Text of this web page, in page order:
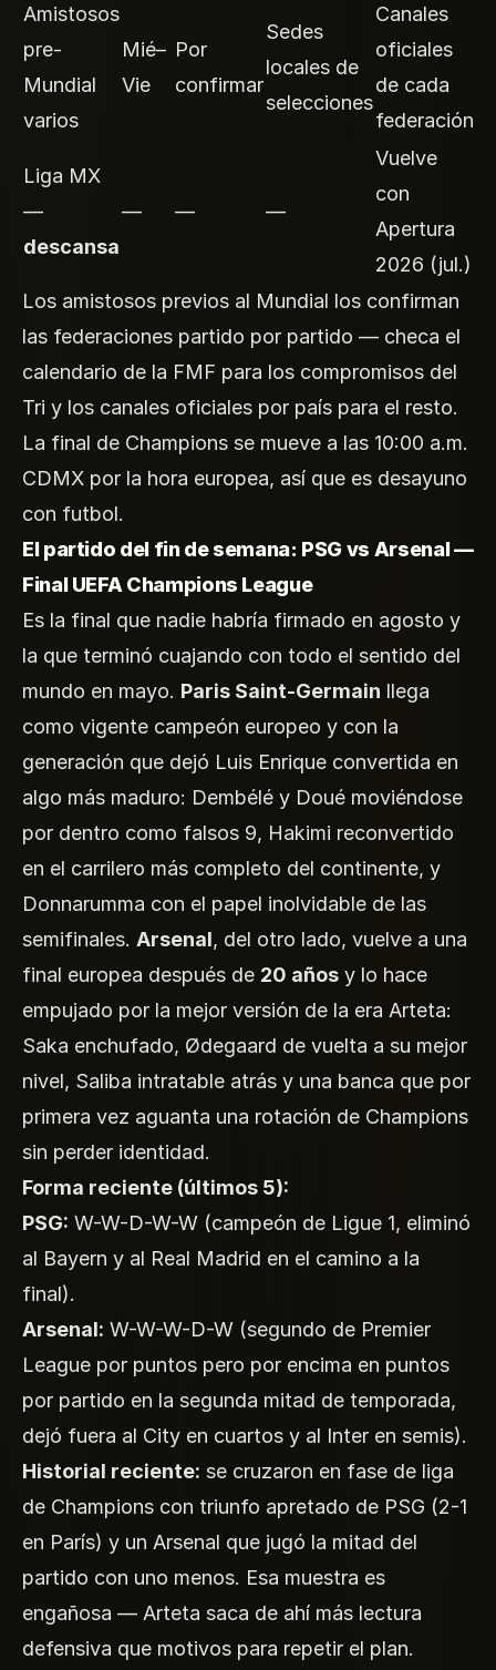
Amistosos
pre-
Mundial
varios
Mié–
Vie
Por
confirmar
Sedes
locales de
selecciones
Canales
oficiales
de cada
federación
Liga MX
—
descansa
— — —
Vuelve
con
Apertura
2026 (jul.)
Los amistosos previos al Mundial los confirman
las federaciones partido por partido — checa el
calendario de la FMF para los compromisos del
Tri y los canales oficiales por país para el resto.
La final de Champions se mueve a las 10:00 a.m.
CDMX por la hora europea, así que es desayuno
con futbol.
El partido del fin de semana: PSG vs Arsenal —
Final UEFA Champions League
Es la final que nadie habría firmado en agosto y
la que terminó cuajando con todo el sentido del
mundo en mayo. Paris Saint-Germain llega
como vigente campeón europeo y con la
generación que dejó Luis Enrique convertida en
algo más maduro: Dembélé y Doué moviéndose
por dentro como falsos 9, Hakimi reconvertido
en el carrilero más completo del continente, y
Donnarumma con el papel inolvidable de las
semifinales. Arsenal, del otro lado, vuelve a una
final europea después de 20 años y lo hace
empujado por la mejor versión de la era Arteta:
Saka enchufado, Ødegaard de vuelta a su mejor
nivel, Saliba intratable atrás y una banca que por
primera vez aguanta una rotación de Champions
sin perder identidad.
Forma reciente (últimos 5):
PSG: W-W-D-W-W (campeón de Ligue 1, eliminó
al Bayern y al Real Madrid en el camino a la
final).
Arsenal: W-W-W-D-W (segundo de Premier
League por puntos pero por encima en puntos
por partido en la segunda mitad de temporada,
dejó fuera al City en cuartos y al Inter en semis).
Historial reciente: se cruzaron en fase de liga
de Champions con triunfo apretado de PSG (2-1
en París) y un Arsenal que jugó la mitad del
partido con uno menos. Esa muestra es
engañosa — Arteta saca de ahí más lectura
defensiva que motivos para repetir el plan.